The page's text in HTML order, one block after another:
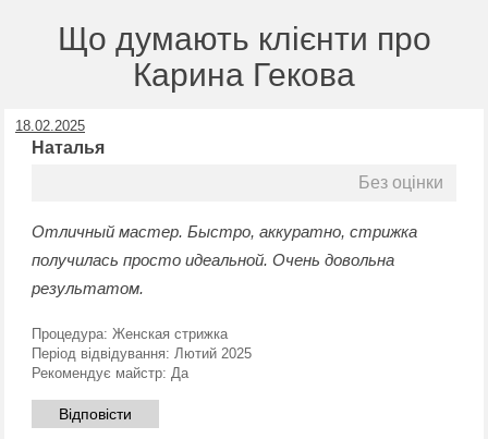
Що думають клієнти про
Карина Гекова
18.02.2025
Наталья
Без оцінки
Отличный мастер. Быстро, аккуратно, стрижка
получилась просто идеальной. Очень довольна
результатом.
Процедура: Женская стрижка
Період відвідування: Лютий 2025
Рекомендує майстр: Да
Відповісти